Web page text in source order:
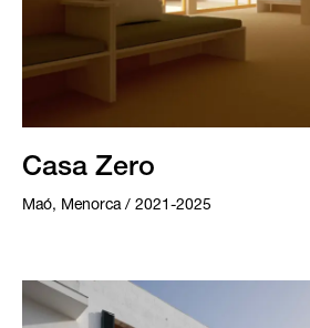
Casa Zero
Maó, Menorca / 2021-2025